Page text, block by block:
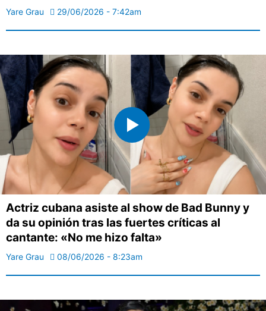
Yare Grau 29/06/2026 - 7:42am
Actriz cubana asiste al show de Bad Bunny y
da su opinión tras las fuertes críticas al
cantante: «No me hizo falta»
Yare Grau 08/06/2026 - 8:23am